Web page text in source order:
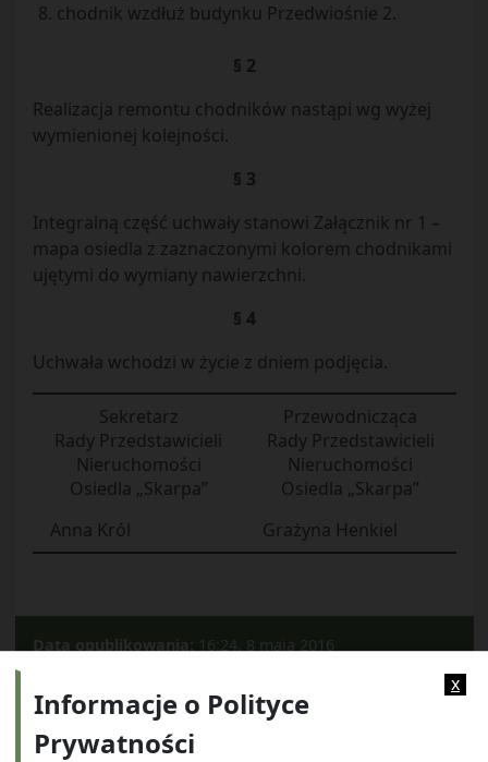
chodnik wzdłuż budynku Przedwiośnie 2.
§ 2
Realizacja remontu chodników nastąpi wg wyżej
wymienionej kolejności.
§ 3
Integralną część uchwały stanowi Załącznik nr 1 –
mapa osiedla z zaznaczonymi kolorem chodnikami
ujętymi do wymiany nawierzchni.
§ 4
Uchwała wchodzi w życie z dniem podjęcia.
Sekretarz
Rady Przedstawicieli
Nieruchomości
Osiedla „Skarpa”
Anna Król
Przewodnicząca
Rady Przedstawicieli
Nieruchomości
Osiedla „Skarpa”
Grażyna Henkiel
Data opublikowania: 16:24, 8 maja 2016
x
Informacje o Polityce
Prywatności